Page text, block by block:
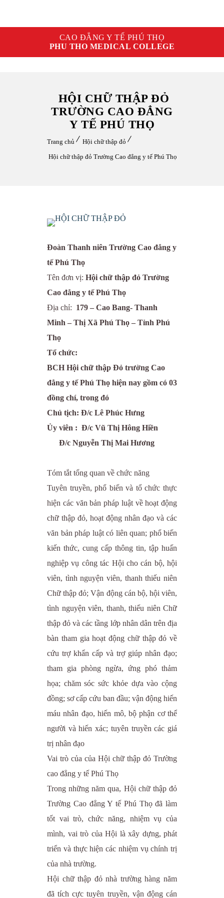
CAO ĐẲNG Y TẾ PHÚ THỌ
PHU THO MEDICAL COLLEGE
HỘI CHỮ THẬP ĐỎ
TRƯỜNG CAO ĐẲNG
Y TẾ PHÚ THỌ
Trang chủ
Hội chữ thập đỏ
Hội chữ thập đỏ Trường Cao đẳng y tế Phú Thọ
Đoàn Thanh niên Trường Cao đẳng y
tế Phú Thọ
Tên đơn vị: Hội chữ thập đỏ Trường
Cao đẳng y tế Phú Thọ
Địa chỉ: 179 – Cao Bang- Thanh
Minh – Thị Xã Phú Thọ – Tỉnh Phú
Thọ
Tổ chức:
BCH Hội chữ thập Đỏ trường Cao
đẳng y tế Phú Thọ hiện nay gồm có 03
đồng chí, trong đó
Chủ tịch: Đ/c Lê Phúc Hưng
Ủy viên : Đ/c Vũ Thị Hông Hiền
Đ/c Nguyễn Thị Mai Hương
Tóm tắt tổng quan về chức năng
Tuyên truyền, phổ biến và tổ chức thực
hiện các văn bản pháp luật về hoạt động
chữ thập đỏ, hoạt động nhân đạo và các
văn bản pháp luật có liên quan; phổ biến
kiến thức, cung cấp thông tin, tập huấn
nghiệp vụ công tác Hội cho cán bộ, hội
viên, tình nguyện viên, thanh thiếu niên
Chữ thập đỏ; Vận động cán bộ, hội viên,
tình nguyện viên, thanh, thiếu niên Chữ
thập đỏ và các tầng lớp nhân dân trên địa
bàn tham gia hoạt động chữ thập đỏ về
cứu trợ khẩn cấp và trợ giúp nhân đạo;
tham gia phòng ngừa, ứng phó thảm
họa; chăm sóc sức khỏe dựa vào cộng
đồng; sơ cấp cứu ban đầu; vận động hiến
máu nhân đạo, hiến mô, bộ phận cơ thể
người và hiến xác; tuyên truyền các giá
trị nhân đạo
Vai trò của của Hội chữ thập đỏ Trường
cao đẳng y tế Phú Thọ
Trong những năm qua, Hội chữ thập đỏ
Trường Cao đẳng Y tế Phú Thọ đã làm
tốt vai trò, chức năng, nhiệm vụ của
mình, vai trò của Hội là xây dựng, phát
triển và thực hiện các nhiệm vụ chính trị
của nhà trường.
Hội chữ thập đỏ nhà trường hàng năm
đã tích cực tuyên truyền, vận động cán